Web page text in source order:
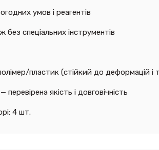
умов і реагентів
спеціальних інструментів
пластик (стійкий до деформацій і
перевірена якість і довговічність
4 шт.